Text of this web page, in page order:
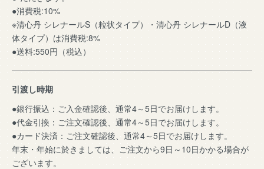
●消費税:10%
※清心丹 シレナールS（粒状タイプ）・清心丹 シレナールD（液
体タイプ）は消費税:8%
●送料:550円（税込）
引渡し時期
●銀行振込：ご入金確認後、通常4～5日でお届けします。
●代金引換：ご注文確認後、通常4～5日でお届けします。
●カード決済：ご注文確認後、通常4～5日でお届けします。
年末・年始に於きましては、ご注文から9日～10日かかる場合が
ございます。